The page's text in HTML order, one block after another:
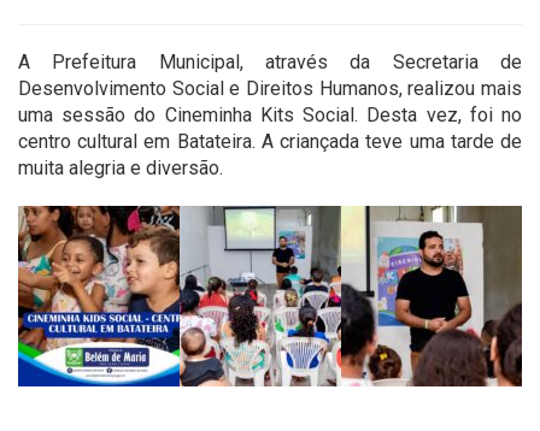
A Prefeitura Municipal, através da Secretaria de
Desenvolvimento Social e Direitos Humanos, realizou mais
uma sessão do Cineminha Kits Social. Desta vez, foi no
centro cultural em Batateira. A criançada teve uma tarde de
muita alegria e diversão.